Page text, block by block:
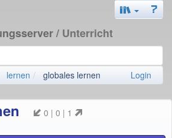
/ Unterricht
lernen globales lernen Login
0 | 0 | 1